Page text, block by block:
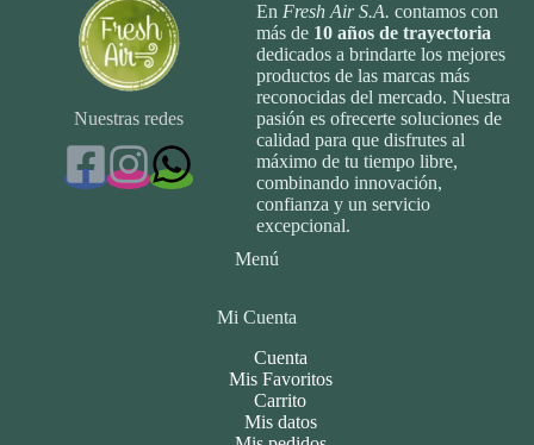
Nuestras redes
En Fresh Air S.A. contamos con
más de 10 años de trayectoria
dedicados a brindarte los mejores
productos de las marcas más
reconocidas del mercado. Nuestra
pasión es ofrecerte soluciones de
calidad para que disfrutes al
máximo de tu tiempo libre,
combinando innovación,
confianza y un servicio
excepcional.
Menú
Mi Cuenta
Cuenta
Mis Favoritos
Carrito
Mis datos